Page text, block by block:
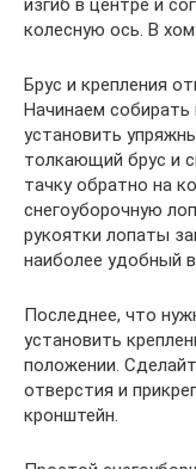
изгиб в центре и
колесную ось. В
Брус и крепления
Начинаем собирать
установить
толкающий брус и
тачку обратно на
снегоуборочную
рукоятки лопаты
наиболее удобный
Последнее, что
установить
положении.
отверстия и
кронштейн.